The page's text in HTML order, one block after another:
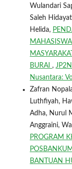
Wulandari
Saleh
Helida,
BURAI ,
Nusantara:
Zafran
Luthfiyah,
Adha, Nurul
Anggraini,
PROGRAM
BANTUAN